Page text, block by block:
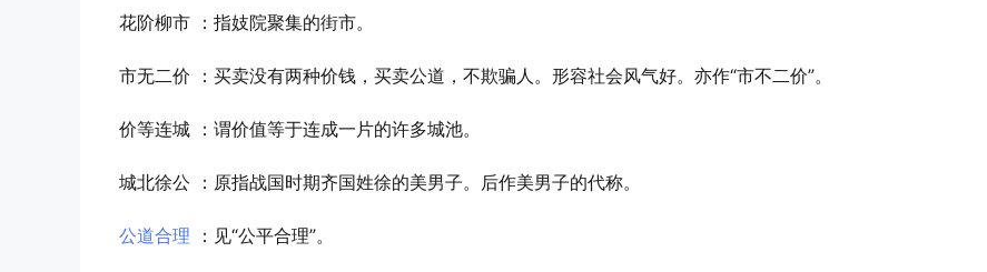
花阶柳市 ：指妓院聚集的街市。
市无二价 ：买卖没有两种价钱，买卖公道，不欺骗人。形容社会风气好。亦作“市不二价”。
价等连城 ：谓价值等于连成一片的许多城池。
城北徐公 ：原指战国时期齐国姓徐的美男子。后作美男子的代称。
公道合理 ：见“公平合理”。